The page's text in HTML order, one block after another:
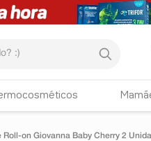
Roll-on Giovanna Baby Cherry 2